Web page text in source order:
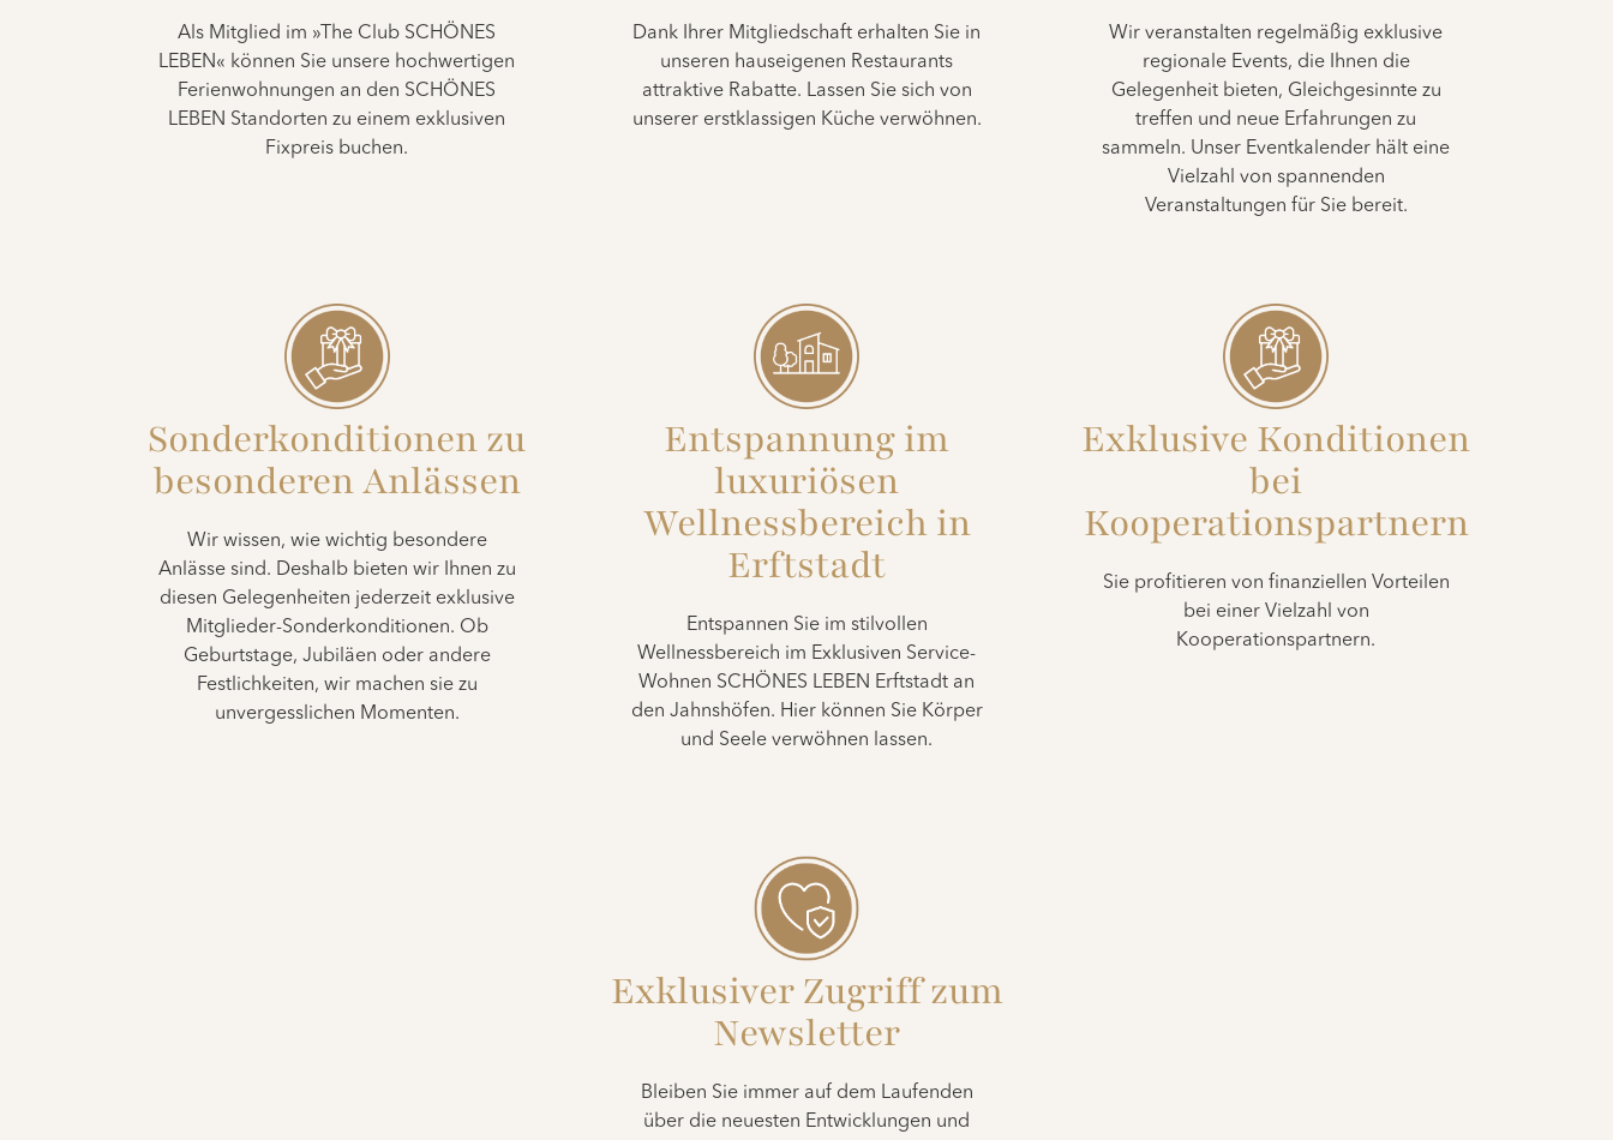
Als Mitglied im »The Club SCHÖNES
LEBEN« können Sie unsere hochwertigen
Ferienwohnungen an den SCHÖNES
LEBEN Standorten zu einem exklusiven
Fixpreis buchen.
Dank Ihrer Mitgliedschaft erhalten Sie in
unseren hauseigenen Restaurants
attraktive Rabatte. Lassen Sie sich von
unserer erstklassigen Küche verwöhnen.
Wir veranstalten regelmäßig exklusive
regionale Events, die Ihnen die
Gelegenheit bieten, Gleichgesinnte zu
treffen und neue Erfahrungen zu
sammeln. Unser Eventkalender hält eine
Vielzahl von spannenden
Veranstaltungen für Sie bereit.
Sonderkonditionen zu
besonderen Anlässen
Wir wissen, wie wichtig besondere
Anlässe sind. Deshalb bieten wir Ihnen zu
diesen Gelegenheiten jederzeit exklusive
Mitglieder-Sonderkonditionen. Ob
Geburtstage, Jubiläen oder andere
Festlichkeiten, wir machen sie zu
unvergesslichen Momenten.
Entspannung im
luxuriösen
Wellnessbereich in
Erftstadt
Entspannen Sie im stilvollen
Wellnessbereich im Exklusiven Service-
Wohnen SCHÖNES LEBEN Erftstadt an
den Jahnshöfen. Hier können Sie Körper
und Seele verwöhnen lassen.
Exklusive Konditionen
bei
Kooperationspartnern
Sie profitieren von finanziellen Vorteilen
bei einer Vielzahl von
Kooperationspartnern.
Exklusiver Zugriff zum
Newsletter
Bleiben Sie immer auf dem Laufenden
über die neuesten Entwicklungen und